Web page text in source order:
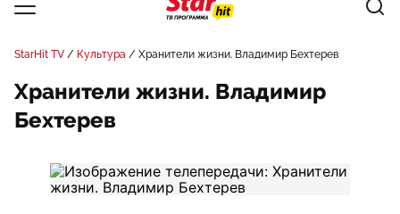
StarHit TV Культура Хранители жизни. Владимир Бехтерев
Хранители жизни. Владимир
Бехтерев